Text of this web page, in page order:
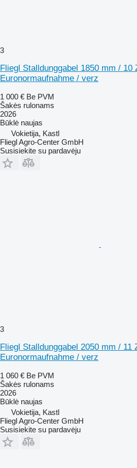
3
Fliegl Stalldunggabel 1850 mm / 10
Euronormaufnahme / verz
1 000 € Be PVM
Šakės rulonams
2026
Būklė naujas
Vokietija, Kastl
Fliegl Agro-Center GmbH
Susisiekite su pardavėju
3
Fliegl Stalldunggabel 2050 mm / 11
Euronormaufnahme / verz
1 060 € Be PVM
Šakės rulonams
2026
Būklė naujas
Vokietija, Kastl
Fliegl Agro-Center GmbH
Susisiekite su pardavėju